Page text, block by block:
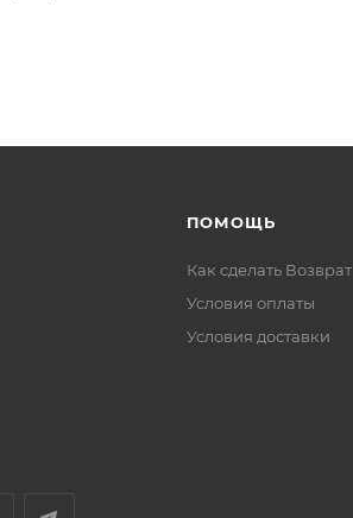
ПОМОЩЬ
Как сделать Возврат
Условия оплаты
Условия доставки